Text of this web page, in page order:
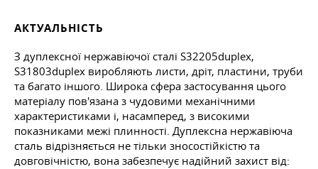
АКТУАЛЬНІСТЬ
З дуплексної нержавіючої сталі S32205duplex,
S31803duplex виробляють листи, дріт, пластини, труби
та багато іншого. Широка сфера застосування цього
матеріалу пов'язана з чудовими механічними
характеристиками і, насамперед, з високими
показниками межі плинності. Дуплексна нержавіюча
сталь відрізняється не тільки зносостійкістю та
довговічністю, вона забезпечує надійний захист від: